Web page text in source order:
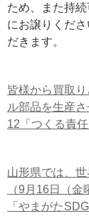
ため、また持
にお譲りくだ
だきます。
皆様から買取
ル部品を生産
12「つくる責
山形県では、
（9月16日（
「やまがた